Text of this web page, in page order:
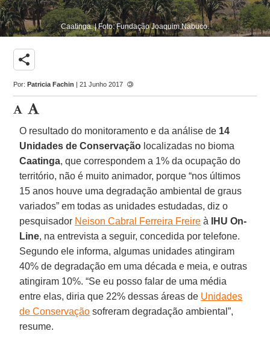
Caatinga. | Foto: Fundação Joaquim Nabuco.
share
Por:Patricia Fachin | 21 Junho 2017
O resultado do monitoramento e da análise de 14
Unidades de Conservação localizadas no bioma
Caatinga, que correspondem a 1% da ocupação do
território, não é muito animador, porque “nos últimos
15 anos houve uma degradação ambiental de graus
variados” em todas as unidades estudadas, diz o
pesquisador Neison Cabral Ferreira Freire à
IHU On-
Line, na entrevista a seguir, concedida por telefone.
Segundo ele informa, algumas unidades atingiram
40% de degradação em uma década e meia, e outras
atingiram 10%. “Se eu posso falar de uma média
entre elas, diria que 22% dessas áreas de Unidades
de Conservação sofreram degradação ambiental”,
resume.